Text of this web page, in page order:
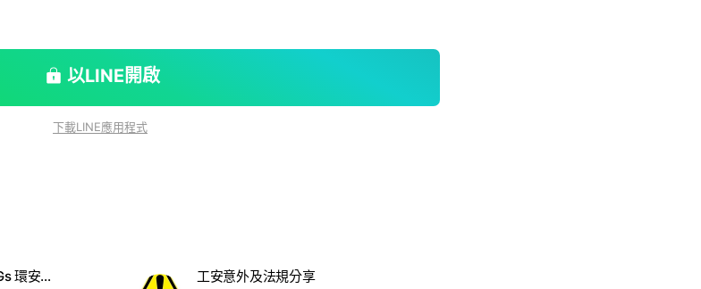
以LINE開啟
下載LINE應用程式
工安百科 | ESG／CSR／SDGs 環安衛社群 1 工安意外及法規分享